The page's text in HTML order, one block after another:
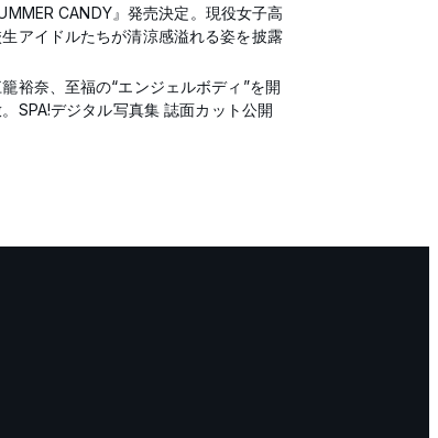
CANDY』発売決定。現役女子高
アイドルたちが清涼感溢れる姿を披露
裕奈、至福の“エンジェルボディ”を開
SPA!デジタル写真集 誌面カット公開